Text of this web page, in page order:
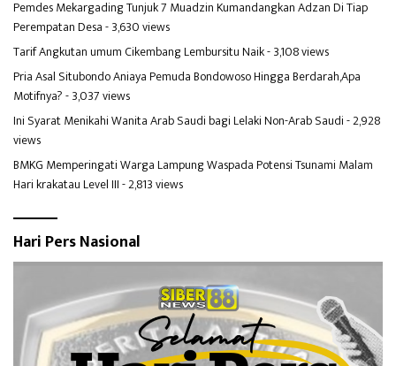
Pemdes Mekargading Tunjuk 7 Muadzin Kumandangkan Adzan Di Tiap
Perempatan Desa- 3,630 views
Tarif Angkutan umum Cikembang Lembursitu Naik- 3,108 views
Pria Asal Situbondo Aniaya Pemuda Bondowoso Hingga Berdarah,Apa
Motifnya?- 3,037 views
Ini Syarat Menikahi Wanita Arab Saudi bagi Lelaki Non-Arab Saudi- 2,928
views
BMKG Memperingati Warga Lampung Waspada Potensi Tsunami Malam
Hari krakatau Level III- 2,813 views
Hari Pers Nasional